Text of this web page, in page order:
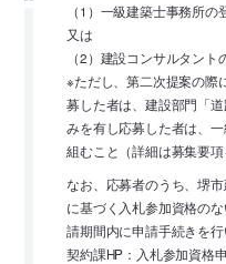
（1）一級建築士事務所の
又は
（2）建設コンサルタン
※ただし、第二次提案の際
募した者は、建設部門「
みを有し応募した者は、
組むこと（詳細は募集要項
なお、応募者のうち、堺
に基づく入札参加資格の
請期間内に申請手続きを
契約課HP：入札参加資格申